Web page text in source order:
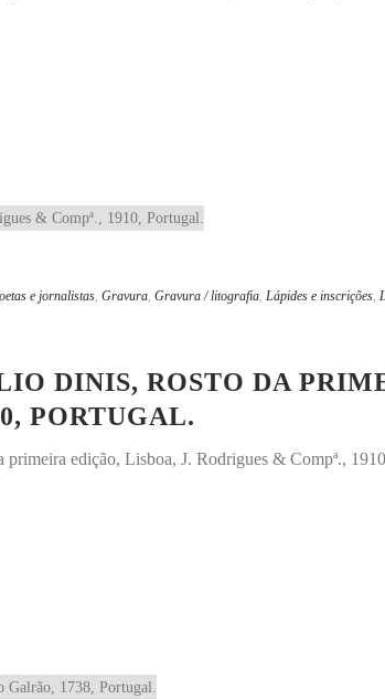
e jornalistas, Gravura, Gravura / litografia, Lápides e inscrições,
DINIS, ROSTO DA
PORTUGAL.
edição, Lisboa, J. Rodrigues & Compª.,